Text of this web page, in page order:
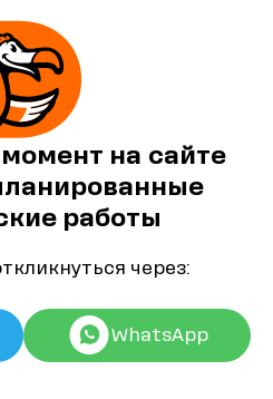
на сайте
работы
через:
WhatsApp